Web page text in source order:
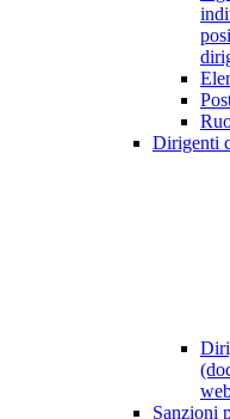
Dirigenti
Sanzioni